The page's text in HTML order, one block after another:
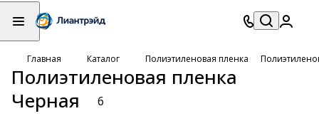
Главная Каталог Полиэтиленовая пленка
Полиэтиленовая пленка
Черная
6